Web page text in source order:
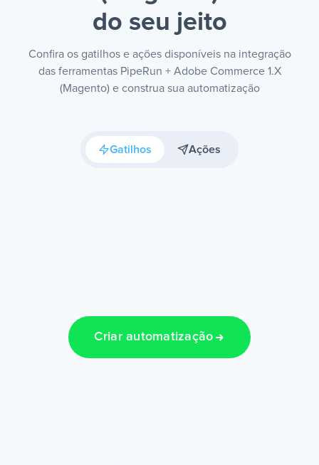
do seu jeito
Confira os gatilhos e ações disponíveis na integração
das ferramentas PipeRun + Adobe Commerce 1.X
(Magento) e construa sua automatização
Gatilhos Ações
Criar automatização